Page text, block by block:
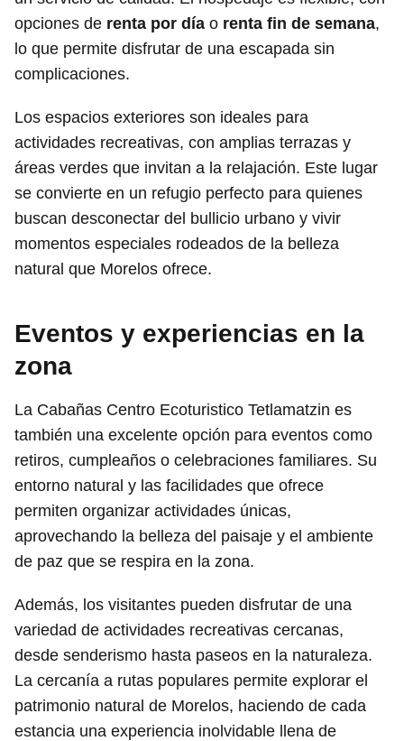
opciones de renta por día o renta fin de semana,
lo que permite disfrutar de una escapada sin
complicaciones.
Los espacios exteriores son ideales para
actividades recreativas, con amplias terrazas y
áreas verdes que invitan a la relajación. Este lugar
se convierte en un refugio perfecto para quienes
buscan desconectar del bullicio urbano y vivir
momentos especiales rodeados de la belleza
natural que Morelos ofrece.
Eventos y experiencias en la
zona
La Cabañas Centro Ecoturistico Tetlamatzin es
también una excelente opción para eventos como
retiros, cumpleaños o celebraciones familiares. Su
entorno natural y las facilidades que ofrece
permiten organizar actividades únicas,
aprovechando la belleza del paisaje y el ambiente
de paz que se respira en la zona.
Además, los visitantes pueden disfrutar de una
variedad de actividades recreativas cercanas,
desde senderismo hasta paseos en la naturaleza.
La cercanía a rutas populares permite explorar el
patrimonio natural de Morelos, haciendo de cada
estancia una experiencia inolvidable llena de